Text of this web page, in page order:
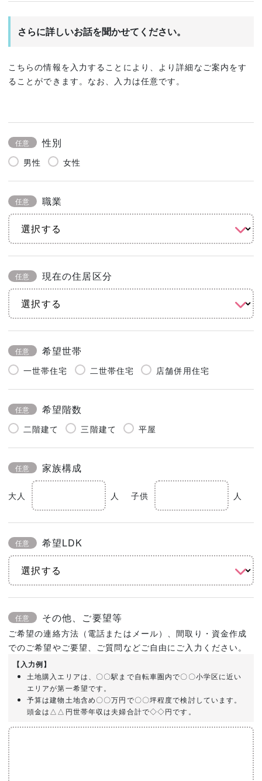
さらに詳しいお話を聞かせてください。
こちらの情報を入力することにより、より詳細なご案内をす
ることができます。なお、入力は任意です。
任意 性別
男性 女性
任意 職業
任意 現在の住居区分
任意 希望世帯
一世帯住宅 二世帯住宅 店舗併用住宅
任意 希望階数
二階建て 三階建て 平屋
任意 家族構成
大人 人 子供 人
任意 希望LDK
任意 その他、ご要望等
ご希望の連絡方法（電話またはメール）、間取り・資金作成
でのご希望やご要望、ご質問などご自由にご入力ください。
【入力例】
土地購入エリアは、〇〇駅まで自転車圏内で〇〇小学区に近い
エリアが第一希望です。
予算は建物土地含め〇〇万円で〇〇坪程度で検討しています。
頭金は△△円世帯年収は夫婦合計で◇◇円です。